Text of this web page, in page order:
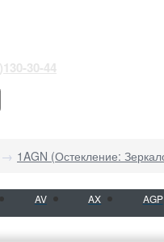
30-44
1AGN (Остекление:
AV AX AGP